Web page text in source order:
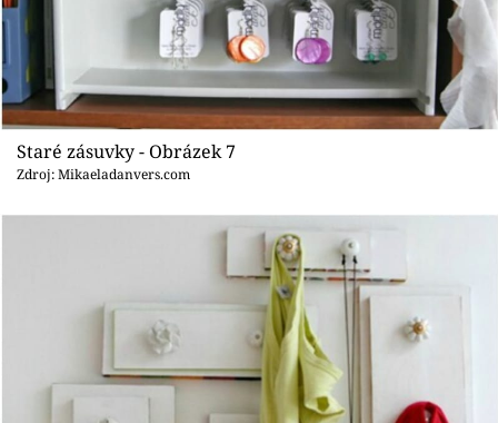
Staré zásuvky - Obrázek 7
Zdroj: Mikaeladanvers.com